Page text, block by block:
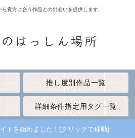
貴方に合う作品との出会いを提供します
はっしん場所
推し度別作品一覧
詳細条件指定用タグ一覧
トを始めました！(クリックで移動)